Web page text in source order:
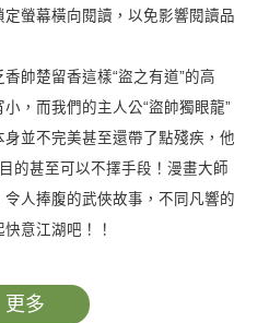
螢幕橫向閱讀，以免影響閱讀品
帥楚留香這樣“盜之有道”的高
，而我們的主人公“盜帥獨眼龍”
並不完美甚至還帶了點殘疾，他
的甚至可以不擇手段！漫畫大師
人捧腹的武俠故事，不同凡響的
意江湖吧！！
更多